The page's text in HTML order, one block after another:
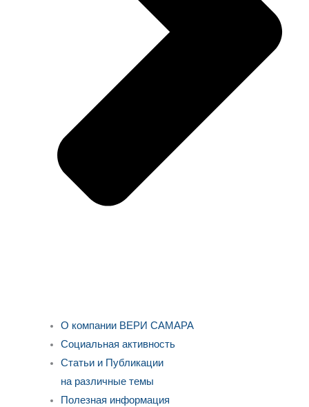
О компании ВЕРИ САМАРА
Социальная активность
Статьи и Публикации
на различные темы
Полезная информация